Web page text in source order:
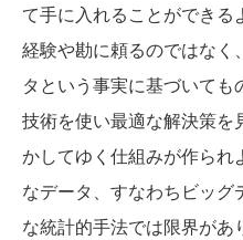
て手に入れることができ
経験や勘に頼るのではなく
タという事実に基づいて
技術を使い最適な解決策を
かしてゆく仕組みが作られ
なデータ、すなわちビッ
な統計的手法では限界があ